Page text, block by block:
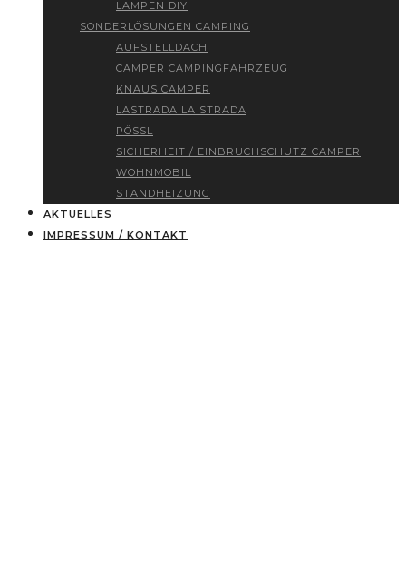
LAMPEN DIY
SONDERLÖSUNGEN CAMPING
AUFSTELLDACH
CAMPER CAMPINGFAHRZEUG
KNAUS CAMPER
LASTRADA LA STRADA
PÖSSL
SICHERHEIT / EINBRUCHSCHUTZ CAMPER
WOHNMOBIL
STANDHEIZUNG
AKTUELLES
IMPRESSUM / KONTAKT